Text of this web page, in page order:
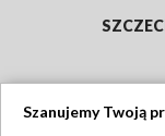
Szanujemy Twoją